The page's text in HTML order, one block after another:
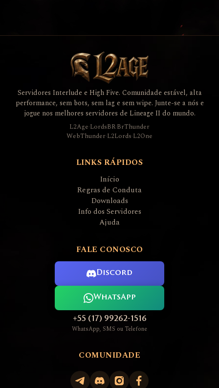
Servidores Interlude e High Five. Comunidade estável, alta
performance, sem bots, sem lag e sem wipe. Junte-se a nós e
jogue nos melhores servidores de Lineage II do mundo.
L2Age·LordsBR·BrThunder
WebThunder·L2Lords·L2One
LINKS RÁPIDOS
Início
Regras de Conduta
Downloads
Info dos Servidores
Ajuda
FALE CONOSCO
Discord
WhatsApp
+55 (17) 99262-1516
WhatsApp, SMS ou Telefone
COMUNIDADE